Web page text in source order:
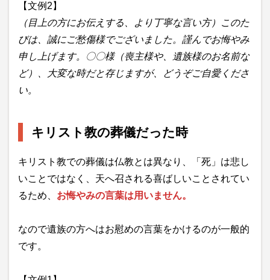
【文例2】
（目上の方にお伝えする、より丁寧な言い方）このた
びは、誠にご愁傷様でございました。謹んでお悔やみ
申し上げます。〇〇様（喪主様や、遺族様のお名前な
ど）、大変な時だと存じますが、どうぞご自愛くださ
い。
キリスト教の葬儀だった時
キリスト教での葬儀は仏教とは異なり、「死」は悲し
いことではなく、天へ召される喜ばしいことされてい
るため、 お悔やみの言葉は用いません。
なので遺族の方へはお慰めの言葉をかけるのが一般的
です。